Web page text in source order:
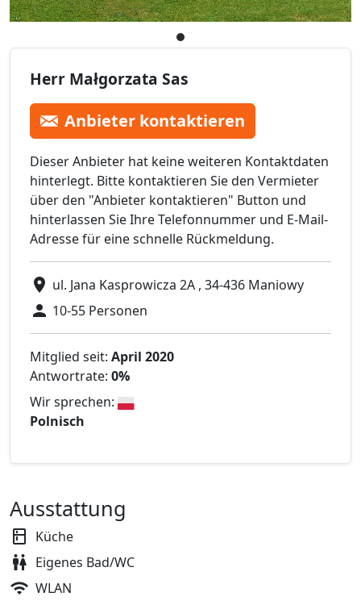
Herr Małgorzata Sas
Anbieter kontaktieren
Dieser Anbieter hat keine weiteren Kontaktdaten
hinterlegt. Bitte kontaktieren Sie den Vermieter
über den "Anbieter kontaktieren" Button und
hinterlassen Sie Ihre Telefonnummer und E-Mail-
Adresse für eine schnelle Rückmeldung.
ul. Jana Kasprowicza 2A , 34-436 Maniowy
10-55 Personen
Mitglied seit: April 2020
Antwortrate: 0%
Wir sprechen:
Polnisch
Ausstattung
Küche
Eigenes Bad/WC
WLAN